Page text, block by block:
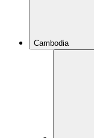
Cambodia